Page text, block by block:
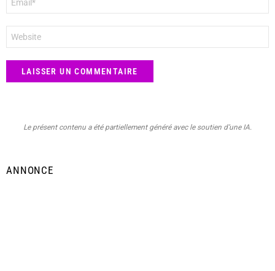
mail
*
web
Le présent contenu a été partiellement généré avec le soutien d’une IA.
ANNONCE